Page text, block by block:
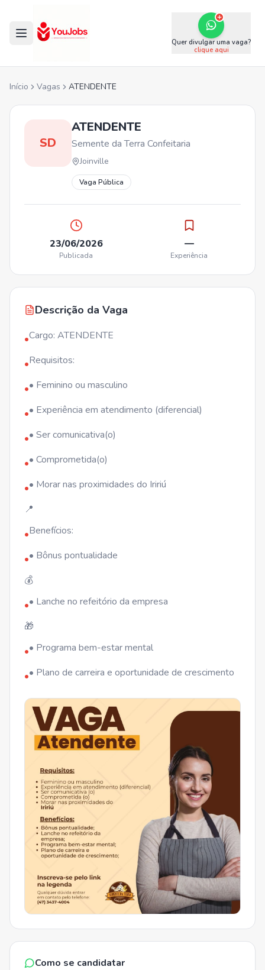
Quer divulgar uma vaga?
clique aqui
Início Vagas ATENDENTE
SD
ATENDENTE
Semente da Terra Confeitaria
Joinville
Vaga Pública
23/06/2026
Publicada
—
Experiência
Descrição da Vaga
•Cargo: ATENDENTE
•Requisitos:
•• Feminino ou masculino
•• Experiência em atendimento (diferencial)
•• Ser comunicativa(o)
•• Comprometida(o)
•• Morar nas proximidades do Iririú
📍
•Benefícios:
•• Bônus pontualidade
💰
•• Lanche no refeitório da empresa
🎁
•• Programa bem-estar mental
•• Plano de carreira e oportunidade de crescimento
Como se candidatar